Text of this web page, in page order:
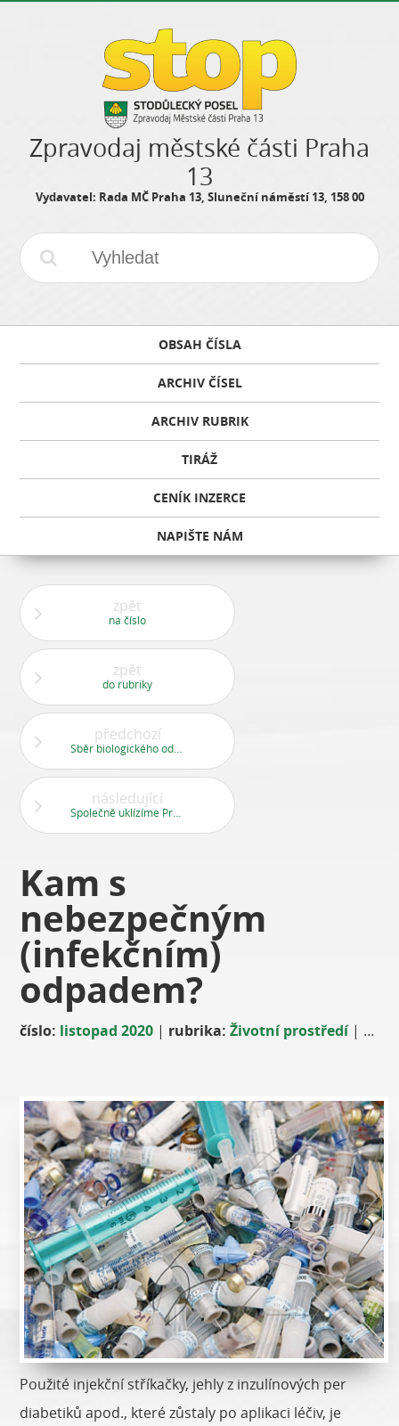
Zpravodaj městské části Praha
13
Vydavatel: Rada MČ Praha 13, Sluneční náměstí 13, 158 00
OBSAH ČÍSLA
ARCHIV ČÍSEL
ARCHIV RUBRIK
TIRÁŽ
CENÍK INZERCE
NAPIŠTE NÁM
zpět
na číslo
zpět
do rubriky
předchozí
následující
Kam s
nebezpečným
(infekčním)
odpadem?
číslo: listopad 2020 | rubrika: Životní prostředí|
Použité injekční stříkačky, jehly z inzulínových per
diabetiků apod., které zůstaly po aplikaci léčiv, je